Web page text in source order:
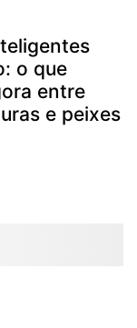
o que
entre
e peixes